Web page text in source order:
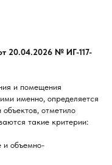
20.04.2026 № ИГ-117-
и помещения
именно, определяется
отметило
такие критерии:
и объемно-